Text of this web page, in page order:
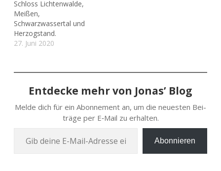
Schloss Lichtenwalde,
Meißen,
Schwarzwassertal und
Herzogstand.
27. Juni 2020
Entdecke mehr von Jonas’ Blog
Melde dich für ein Abon­ne­ment an, um die neu­es­ten Bei­
trä­ge per E‑Mail zu erhalten.
Abonnieren